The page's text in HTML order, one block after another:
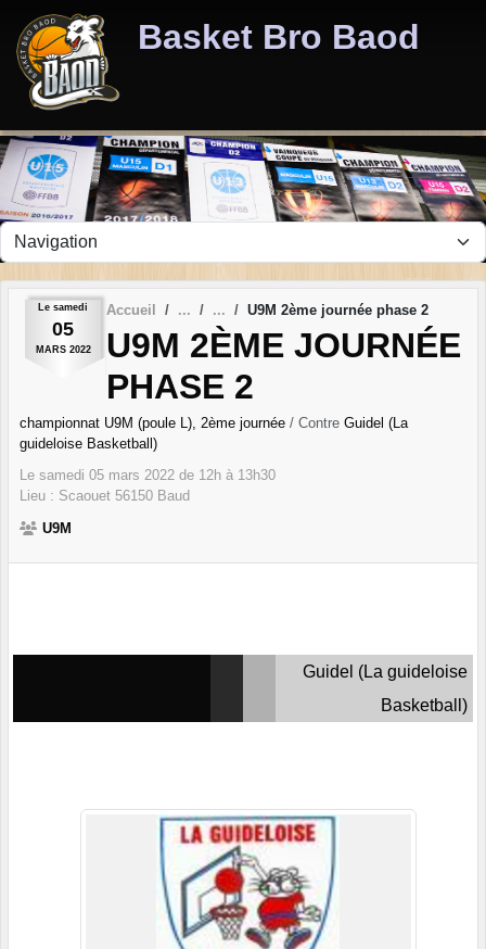
Basket Bro Baod
Le samedi
05
MARS 2022
Accueil U9M 2ème journée phase 2
U9M 2ÈME JOURNÉE
PHASE 2
championnat U9M (poule L), 2ème journée / Contre Guidel (La
guideloise Basketball)
Le samedi 05 mars 2022 de 12h à 13h30
Lieu : Scaouet 56150 Baud
U9M
Guidel (La guideloise
Basketball)
Panneau de gestion des cookies